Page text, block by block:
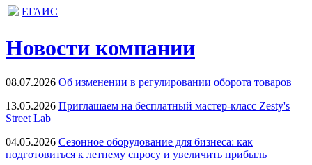
ЕГАИС
Новости компании
08.07.2026 Об изменении в регулировании оборота товаров
13.05.2026 Приглашаем на бесплатный мастер-класс Zesty's
Street Lab
04.05.2026 Сезонное оборудование для бизнеса: как
подготовиться к летнему спросу и увеличить прибыль